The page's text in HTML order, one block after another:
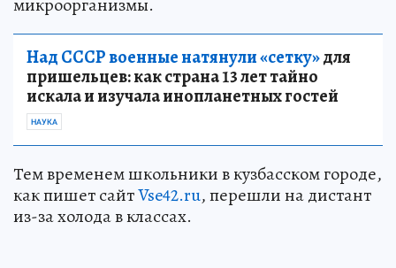
микроорганизмы.
Над СССР военные натянули «сетку»для
пришельцев: как страна 13 лет тайно
искала и изучала инопланетных гостей
НАУКА
Тем временем школьники в кузбасском городе,
как пишет сайтVse42.ru, перешли на дистант
из-за холода в классах.